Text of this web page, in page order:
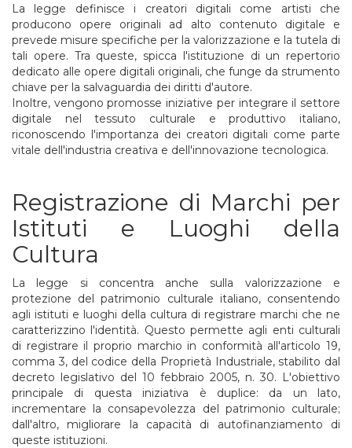
La legge definisce i creatori digitali come artisti che
producono opere originali ad alto contenuto digitale e
prevede misure specifiche per la valorizzazione e la tutela di
tali opere. Tra queste, spicca l'istituzione di un repertorio
dedicato alle opere digitali originali, che funge da strumento
chiave per la salvaguardia dei diritti d'autore.
Inoltre, vengono promosse iniziative per integrare il settore
digitale nel tessuto culturale e produttivo italiano,
riconoscendo l'importanza dei creatori digitali come parte
vitale dell'industria creativa e dell'innovazione tecnologica.
Registrazione di Marchi per
Istituti e Luoghi della
Cultura
La legge si concentra anche sulla valorizzazione e
protezione del patrimonio culturale italiano, consentendo
agli istituti e luoghi della cultura di registrare marchi che ne
caratterizzino l'identità. Questo permette agli enti culturali
di registrare il proprio marchio in conformità all'articolo 19,
comma 3, del codice della Proprietà Industriale, stabilito dal
decreto legislativo del 10 febbraio 2005, n. 30. L'obiettivo
principale di questa iniziativa è duplice: da un lato,
incrementare la consapevolezza del patrimonio culturale;
dall'altro, migliorare la capacità di autofinanziamento di
queste istituzioni.